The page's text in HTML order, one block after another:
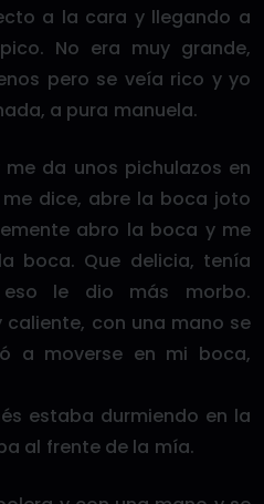
a la cara y llegando a
No era muy grande,
pero se veía rico y yo
a pura manuela.
da unos pichulazos en
dice, abre la boca joto
abro la boca y me
boca. Que delicia, tenía
le dio más morbo.
con una mano se
a moverse en mi boca,
estaba durmiendo en la
al frente de la mía.